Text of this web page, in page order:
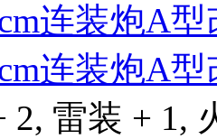
连装炮A型
连装炮A型
2, 雷装 + 1,